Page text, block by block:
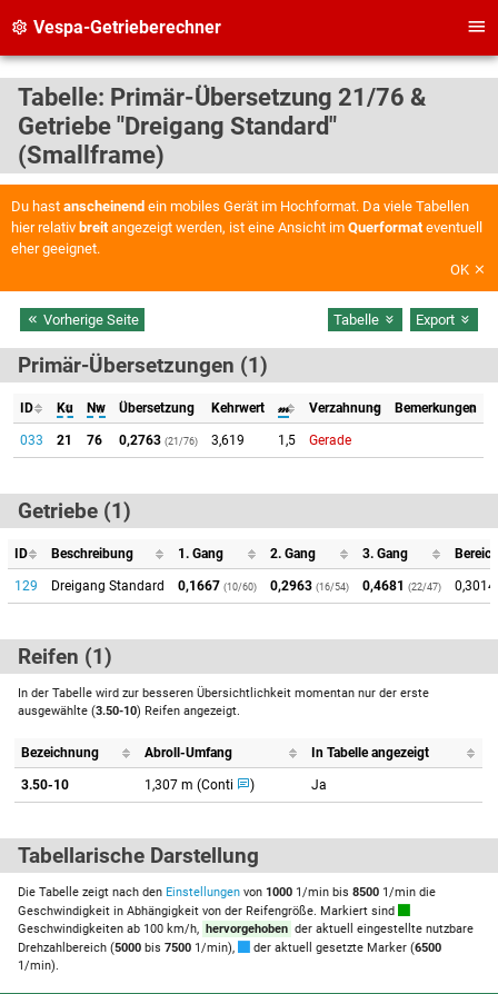
Vespa-Getrieberechner
Tabelle: Primär-Übersetzung 21/76 &
Getriebe "Dreigang Standard"
(Smallframe)
Du hast anscheinend ein mobiles Gerät im Hochformat. Da viele Tabellen
hier relativ breitangezeigt werden, ist eine Ansicht im Querformateventuell
eher geeignet.
OK
Vorherige Seite Tabelle Export
Primär-Übersetzungen (1)
ID Ku Nw Übersetzung Kehrwert 𝓂 Verzahnung Bemerkungen
033 21 76 0,2763 (21/76) 3,619 1,5 Gerade
Getriebe (1)
ID Beschreibung 1. Gang 2. Gang 3. Gang Bereich
129 Dreigang Standard 0,1667 (10/60) 0,2963 (16/54) 0,4681 (22/47) 0,3014
Reifen (1)
In der Tabelle wird zur besseren Übersichtlichkeit momentan nur der erste
ausgewählte (3.50-10) Reifen angezeigt.
Bezeichnung Abroll-Umfang In Tabelle angezeigt
3.50-10 1,307 m (Conti ) Ja
Tabellarische Darstellung
Die Tabelle zeigt nach den Einstellungen von 1000 1/min bis 8500 1/min die
Geschwindigkeit in Abhängigkeit von der Reifengröße. Markiert sind
Geschwindigkeiten ab 100 km/h, hervorgehoben der aktuell eingestellte nutzbare
Drehzahlbereich (5000 bis 7500 1/min), der aktuell gesetzte Marker (6500
1/min).